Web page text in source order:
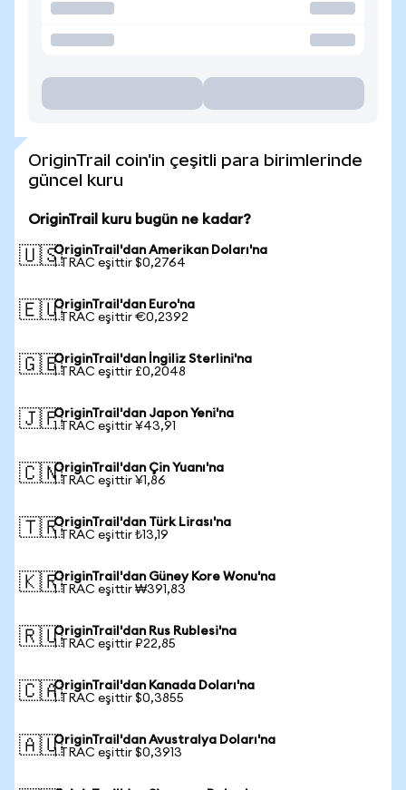
OriginTrail coin'in çeşitli para birimlerinde
güncel kuru
OriginTrail kuru bugün ne kadar?
🇺🇸OriginTrail'dan Amerikan Doları'na
1 TRAC eşittir $0,2764
🇪🇺OriginTrail'dan Euro'na
1 TRAC eşittir €0,2392
🇬🇧OriginTrail'dan İngiliz Sterlini'na
1 TRAC eşittir £0,2048
🇯🇵OriginTrail'dan Japon Yeni'na
1 TRAC eşittir ¥43,91
🇨🇳OriginTrail'dan Çin Yuanı'na
1 TRAC eşittir ¥1,86
🇹🇷OriginTrail'dan Türk Lirası'na
1 TRAC eşittir ₺13,19
🇰🇷OriginTrail'dan Güney Kore Wonu'na
1 TRAC eşittir ₩391,83
🇷🇺OriginTrail'dan Rus Rublesi'na
1 TRAC eşittir ₽22,85
🇨🇦OriginTrail'dan Kanada Doları'na
1 TRAC eşittir $0,3855
🇦🇺OriginTrail'dan Avustralya Doları'na
1 TRAC eşittir $0,3913